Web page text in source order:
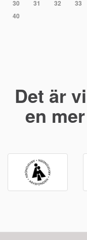
30
31 32 33
40
Det är
en